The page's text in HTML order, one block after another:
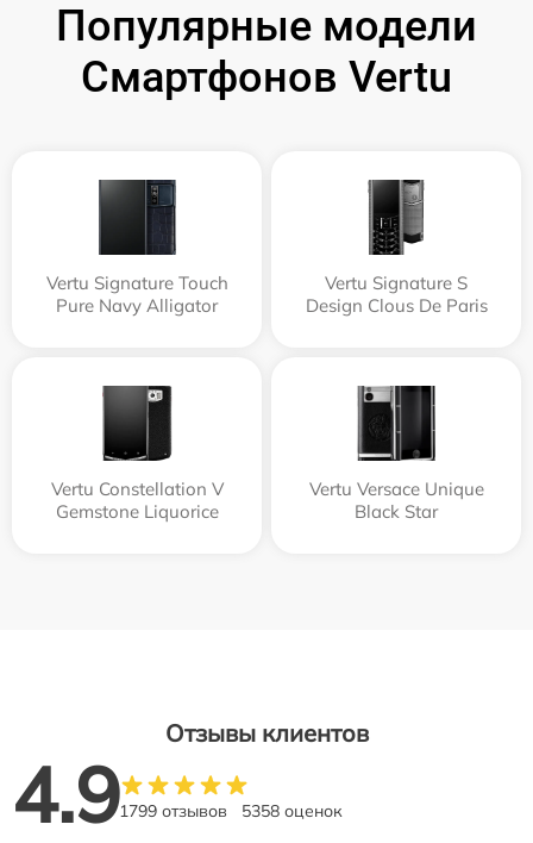
Популярные модели
Смартфонов Vertu
Vertu Signature Touch
Pure Navy Alligator
Vertu Signature S
Design Clous De Paris
Vertu Constellation V
Gemstone Liquorice
Vertu Versace Unique
Black Star
Отзывы клиентов
4.91799 отзывов 5358 оценок